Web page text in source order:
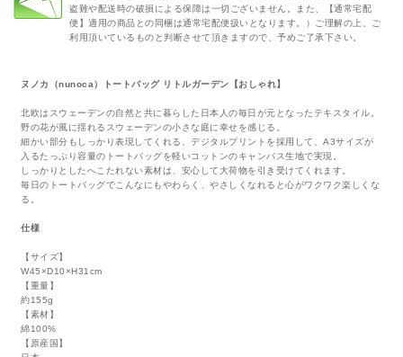
盗難や配送時の破損による保障は一切ございません。また、【通常宅配
便】適用の商品との同梱は通常宅配便扱いとなります。）ご理解の上、ご
利用頂いているものと判断させて頂きますので、予めご了承下さい。
ヌノカ（nunoca）トートバッグ リトルガーデン【おしゃれ】
北欧はスウェーデンの自然と共に暮らした日本人の毎日が元となったテキスタイル。
野の花が風に揺れるスウェーデンの小さな庭に幸せを感じる。
細かい部分もしっかり表現してくれる、デジタルプリントを採用して、A3サイズが
入るたっぷり容量のトートバッグを軽いコットンのキャンバス生地で実現。
しっかりとしたへこたれない素材は、安心して大荷物を引き受けてくれます。
毎日のトートバッグでこんなにもやわらく、やさしくなれると心がワクワク楽しくな
る。
仕様
【サイズ】
W45×D10×H31cm
【重量】
約155g
【素材】
綿100%
【原産国】